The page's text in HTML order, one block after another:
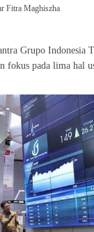
Fitra Maghiszha
Grupo Indonesia
fokus pada lima hal